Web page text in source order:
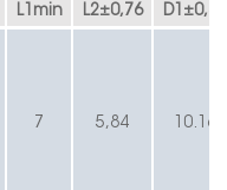
L1min L2±0,76 D1 ±0,38
7 5,84 10.16